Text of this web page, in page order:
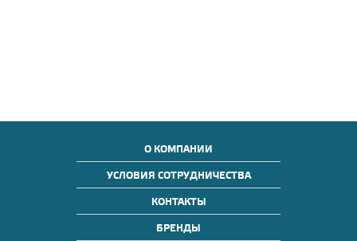
О КОМПАНИИ
УСЛОВИЯ СОТРУДНИЧЕСТВА
КОНТАКТЫ
БРЕНДЫ